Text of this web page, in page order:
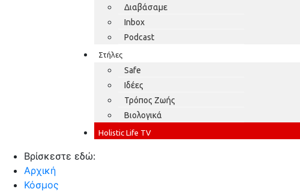
Διαβάσαμε
Inbox
Podcast
Στήλες
Safe
Ιδέες
Τρόπος Ζωής
Βιολογικά
Holistic Life TV
Βρίσκεστε εδώ:
Αρχική
Κόσμος